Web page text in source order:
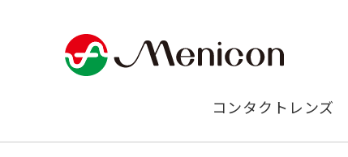
コンタクトレンズ